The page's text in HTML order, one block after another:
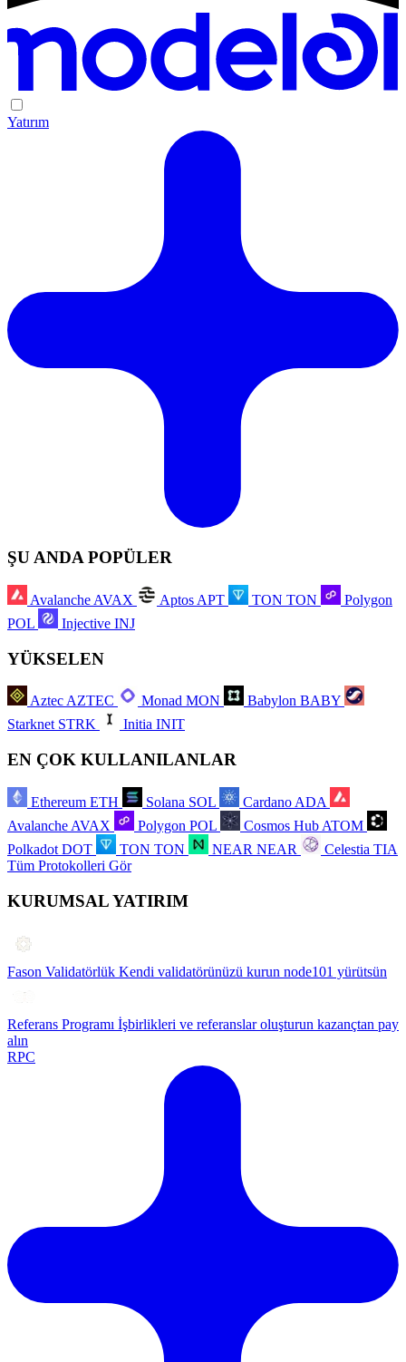
Yatırım
ŞU ANDA POPÜLER
Avalanche AVAX Aptos APT TON TON
Polygon
POL
Injective INJ
YÜKSELEN
AztecAZTEC Monad MON Babylon BABY
Starknet STRK Initia INIT
EN ÇOK KULLANILANLAR
Ethereum ETH Solana SOL Cardano ADA
Avalanche AVAX Polygon POL Cosmos Hub ATOM
Polkadot DOT TON TON NEAR NEAR Celestia TIA
Tüm Protokolleri Gör
KURUMSAL YATIRIM
Fason Validatörlük Kendi validatörünüzü kurun node101 yürütsün
Referans Programı İşbirlikleri ve referanslar oluşturun kazançtan pay
alın
RPC